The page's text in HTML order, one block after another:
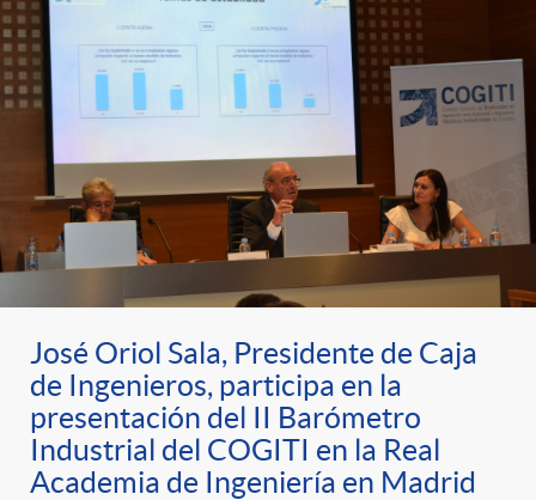
José Oriol Sala, Presidente de Caja
de Ingenieros, participa en la
presentación del II Barómetro
Industrial del COGITI en la Real
Academia de Ingeniería en Madrid